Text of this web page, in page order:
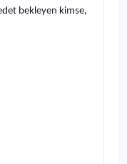
bekleyen kimse,